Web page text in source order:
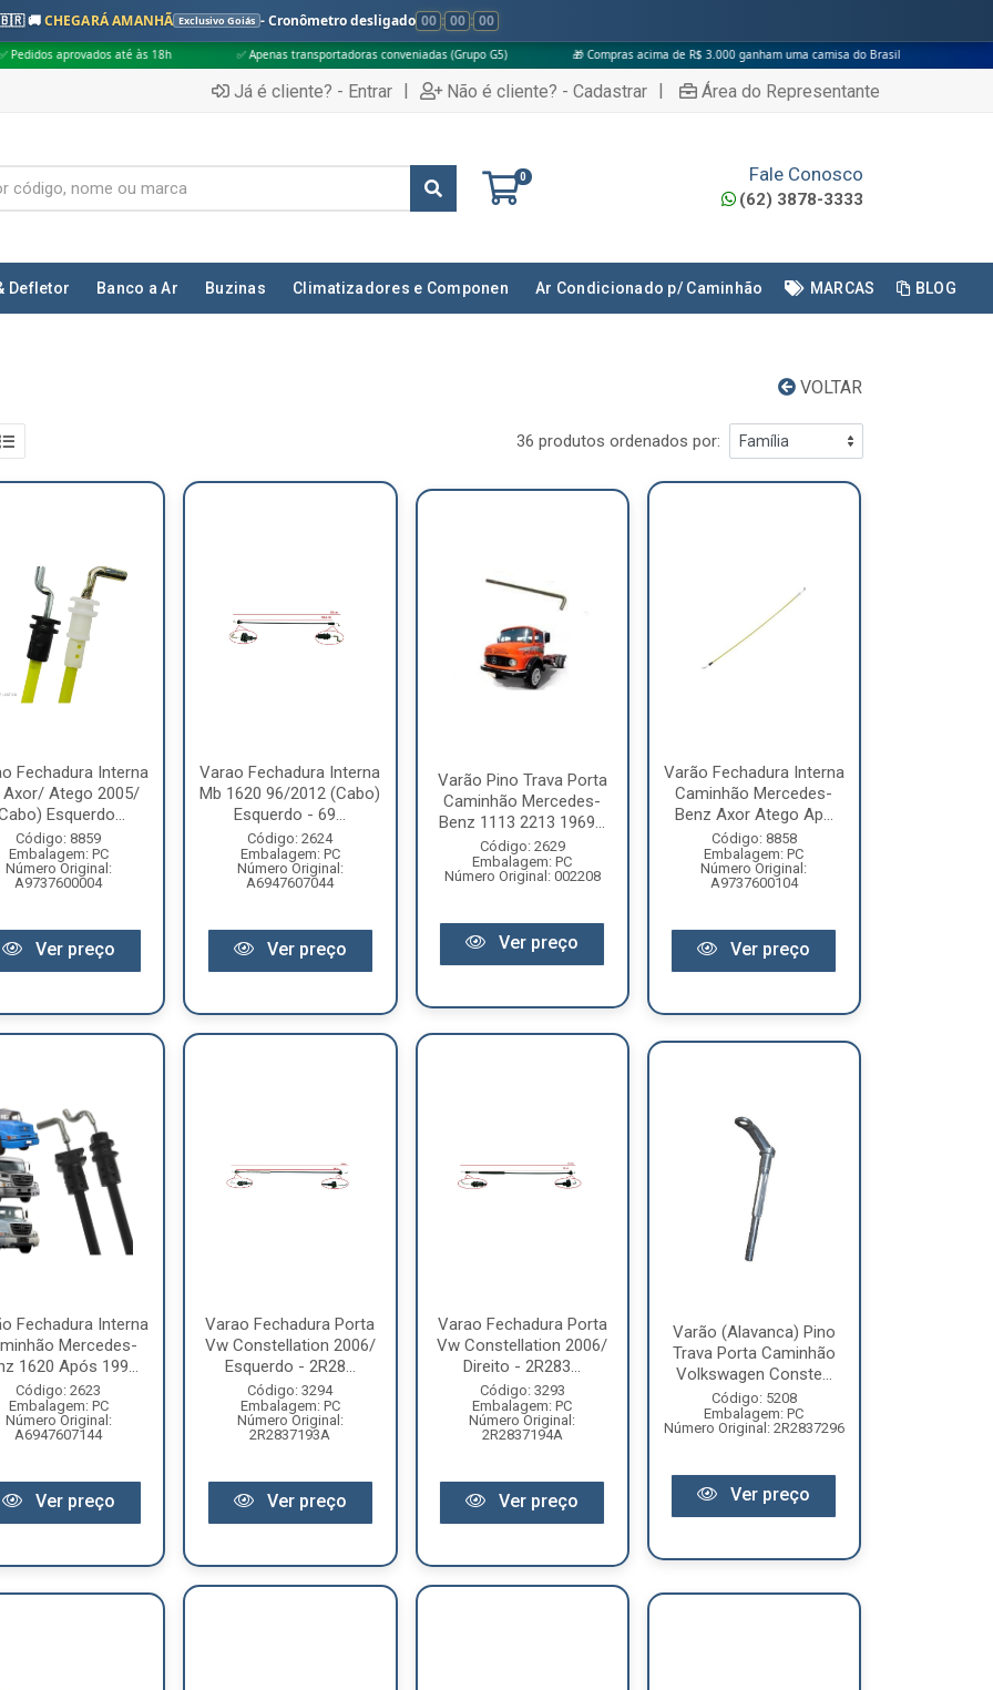
🚚CHEGARÁ AMANHÃ Exclusivo Goiás - Cronômetro desligado 00 : 00 : 00
até às 18h ✅ Apenas transportadoras conveniadas (Grupo G5) 🎁 Compras acima de R$ 3.000 ganham uma camisa do Brasil
Já é cliente? - Entrar | Não é cliente? - Cadastrar | Área do Representante
0 Fale Conosco
(62) 3878-3333
Defletor Banco a Ar Buzinas Climatizadores e Componen Ar Condicionado p/ Caminhão MARCAS BLOG
VOLTAR
36 produtos ordenados por:
Fechadura Interna
Axor/ Atego 2005/
Esquerdo...
Código: 8859
Embalagem: PC
Número Original:
A9737600004
Ver preço
Varao Fechadura Interna
Mb 1620 96/2012 (Cabo)
Esquerdo - 69...
Código: 2624
Embalagem: PC
Número Original:
A6947607044
Ver preço
Varão Pino Trava Porta
Caminhão Mercedes-
Benz 1113 2213 1969...
Código: 2629
Embalagem: PC
Número Original: 002208
Ver preço
Varão Fechadura Interna
Caminhão Mercedes-
Benz Axor Atego Ap...
Código: 8858
Embalagem: PC
Número Original:
A9737600104
Ver preço
Fechadura Interna
Mercedes-
1620 Após 199...
Código: 2623
Embalagem: PC
Número Original:
A6947607144
Ver preço
Varao Fechadura Porta
Vw Constellation 2006/
Esquerdo - 2R28...
Código: 3294
Embalagem: PC
Número Original:
2R2837193A
Ver preço
Varao Fechadura Porta
Vw Constellation 2006/
Direito - 2R283...
Código: 3293
Embalagem: PC
Número Original:
2R2837194A
Ver preço
Varão (Alavanca) Pino
Trava Porta Caminhão
Volkswagen Conste...
Código: 5208
Embalagem: PC
Número Original: 2R2837296
Ver preço